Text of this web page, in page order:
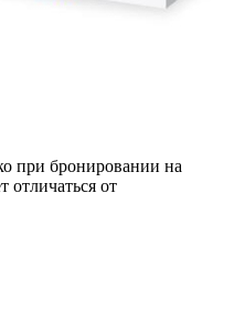
при бронировании на
отличаться от